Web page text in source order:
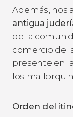
Además, nos
antigua
de la
comercio de
presente en
los
Orden del